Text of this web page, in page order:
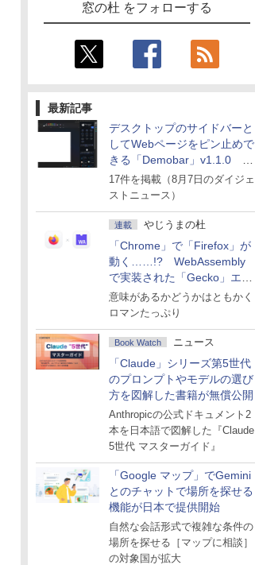
窓の杜 をフォローする
最新記事
デスクトップのサイドバーと
してWebページをピン止めで
きる「Demobar」v1.1.0 ほ
か
17件を掲載（8月7日のダイジェ
ストニュース）
連載 やじうまの杜
「Chrome」で「Firefox」が
動く……!? WebAssembly
で実装された「Gecko」エン
ジン
意味があるかどうかはともかく
ロマンたっぷり
Book Watch ニュース
「Claude」シリーズ第5世代
のプロンプトやモデルの選び
方を図解した書籍が無償公開
Anthropicの公式ドキュメント2
本を日本語で図解した『Claude
5世代 マスターガイド』
「Google マップ」でGemini
とのチャットで場所を探せる
機能が日本で提供開始
自然な会話形式で複雑な条件の
場所を探せる［マップに相談］
の対象国が拡大